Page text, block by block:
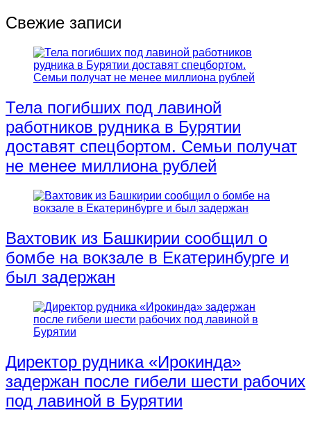
Свежие записи
Тела погибших под лавиной
работников рудника в Бурятии
доставят спецбортом. Семьи получат
не менее миллиона рублей
Вахтовик из Башкирии сообщил о
бомбе на вокзале в Екатеринбурге и
был задержан
Директор рудника «Ирокинда»
задержан после гибели шести рабочих
под лавиной в Бурятии